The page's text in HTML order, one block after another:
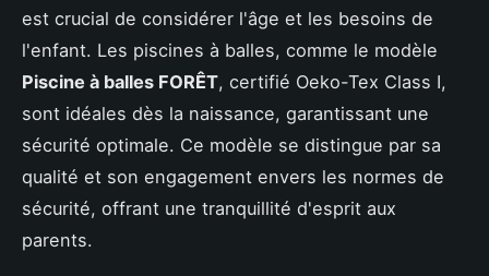
est crucial de considérer l'âge et les besoins de
l'enfant. Les piscines à balles, comme le modèle
Piscine à balles FORÊT, certifié Oeko-Tex Class I,
sont idéales dès la naissance, garantissant une
sécurité optimale. Ce modèle se distingue par sa
qualité et son engagement envers les normes de
sécurité, offrant une tranquillité d'esprit aux
parents.